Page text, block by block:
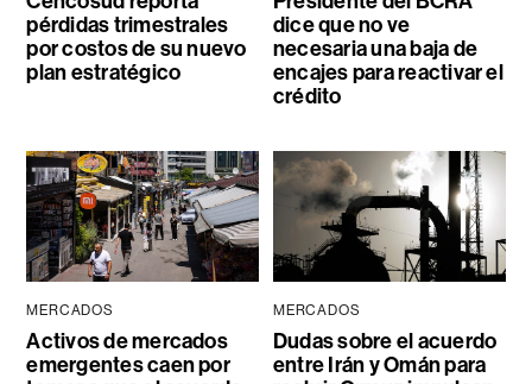
pérdidas trimestrales
por costos de su nuevo
plan estratégico
dice que no ve
necesaria una baja de
encajes para reactivar el
crédito
MERCADOS
Activos de mercados
emergentes caen por
MERCADOS
Dudas sobre el acuerdo
entre Irán y Omán para